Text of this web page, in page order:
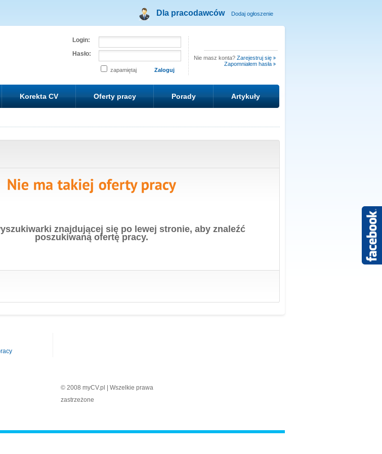
Dla pracodawców Dodaj ogłoszenie
Login:
Hasło:
zapamiętaj
Nie masz konta? Zarejestruj się
Zapomniałem hasła
Korekta CV Oferty pracy Porady Artykuły
znajdującej się po lewej stronie, aby znaleźć
poszukiwaną ofertę pracy.
© 2008 myCV.pl | Wszelkie prawa
zastrzeżone